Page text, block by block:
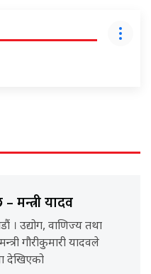
मन्त्री यादव
। उद्योग, वाणिज्य तथा
गौरीकुमारी यादवले
देखिएको